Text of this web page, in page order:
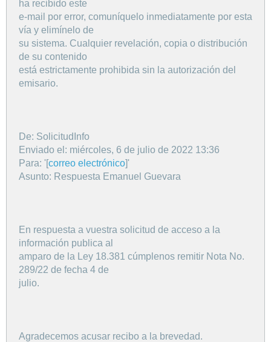
ha recibido este
e-mail por error, comuníquelo inmediatamente por esta
vía y elimínelo de
su sistema. Cualquier revelación, copia o distribución
de su contenido
está estrictamente prohibida sin la autorización del
emisario.
De: SolicitudInfo
Enviado el: miércoles, 6 de julio de 2022 13:36
Para: '[correo electrónico]'
Asunto: Respuesta Emanuel Guevara
En respuesta a vuestra solicitud de acceso a la
información publica al
amparo de la Ley 18.381 cúmplenos remitir Nota No.
289/22 de fecha 4 de
julio.
Agradecemos acusar recibo a la brevedad.